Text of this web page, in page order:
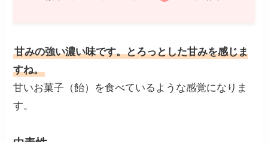
甘みの強い濃い味です。とろっとした甘みを感じま
すね。
甘いお菓子（飴）を食べているような感覚になりま
す。